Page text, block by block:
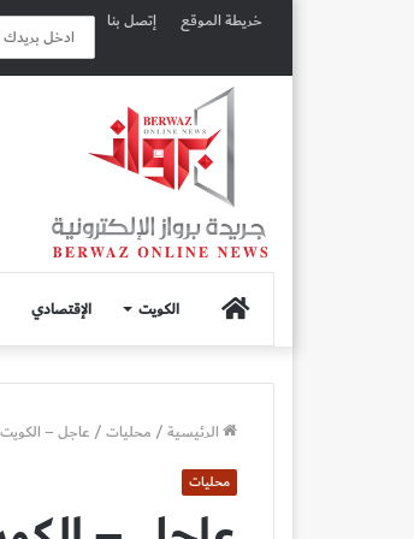
خريطة الموقع إتصل بنا
الصفحة
الرئيسية
الكويت الإقتصادي
الرئيسية/محليات/عاجل –
محليات